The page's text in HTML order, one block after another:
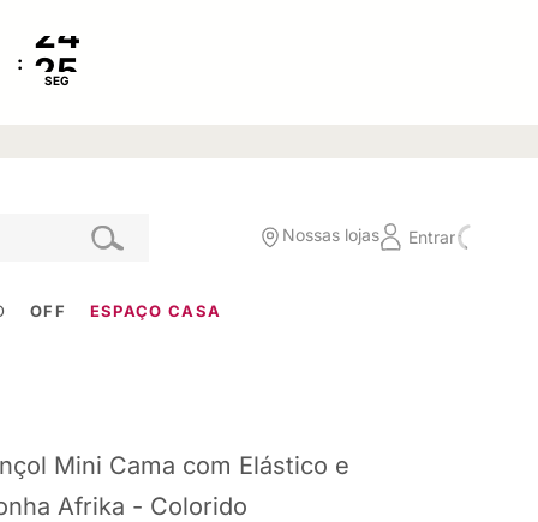
:
SEG
Nossas lojas Entrar
OFF ESPAÇO CASA
Mini Cama com Elástico e
Afrika - Colorido